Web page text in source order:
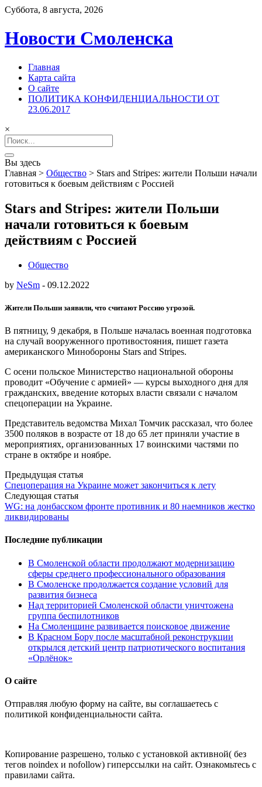
Суббота, 8 августа, 2026
Новости Смоленска
Главная
Карта сайта
О сайте
ПОЛИТИКА КОНФИДЕНЦИАЛЬНОСТИ ОТ
23.06.2017
×
Search
for:
Вы здесь
Главная > Общество > Stars and Stripes: жители Польши начали
готовиться к боевым действиям с Россией
Stars and Stripes: жители Польши
начали готовиться к боевым
действиям с Россией
Общество
by NeSm - 09.12.2022
Жители Польши заявили, что считают Россию угрозой.
В пятницу, 9 декабря, в Польше началась военная подготовка
на случай вооруженного противостояния, пишет газета
американского Минобороны Stars and Stripes.
С осени польское Министерство национальной обороны
проводит «Обучение с армией» — курсы выходного дня для
гражданских, введение которых власти связали с началом
спецоперации на Украине.
Представитель ведомства Михал Томчик рассказал, что более
3500 поляков в возрасте от 18 до 65 лет приняли участие в
мероприятиях, организованных 17 воинскими частями по
стране в октябре и ноябре.
Post
navigation
Предыдущая статья
Спецоперация на Украине может закончиться к лету
Следующая статья
WG: на донбасском фронте противник и 80 наемников жестко
ликвидированы
Последние публикации
В Смоленской области продолжают модернизацию
сферы среднего профессионального образования
В Смоленске продолжается создание условий для
развития бизнеса
Над территорией Смоленской области уничтожена
группа беспилотников
На Смоленщине развивается поисковое движение
В Красном Бору после масштабной реконструкции
открылся детский центр патриотического воспитания
«Орлёнок»
О сайте
Отправляя любую форму на сайте, вы соглашаетесь с
политикой конфиденциальности сайта.
Копирование разрешено, только с установкой активной( без
тегов noindex и nofollow) гиперссылки на сайт. Ознакомьтесь с
правилами сайта.